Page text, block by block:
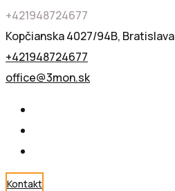
+421948724677
Kopčianska 4027/94B, Bratislava
+421948724677
office@3mon.sk
Kontakt